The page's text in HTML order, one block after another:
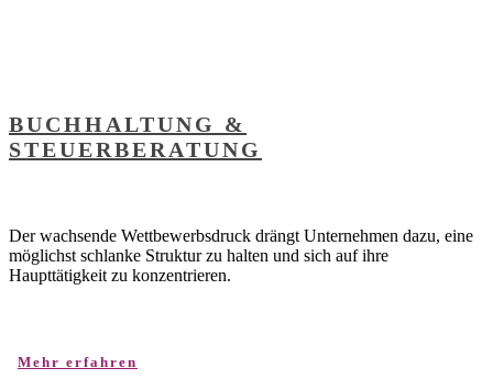
BUCHHALTUNG &
STEUERBERATUNG
Der wachsende Wettbewerbsdruck drängt Unternehmen dazu, eine
möglichst schlanke Struktur zu halten und sich auf ihre
Haupttätigkeit zu konzentrieren.
Mehr erfahren